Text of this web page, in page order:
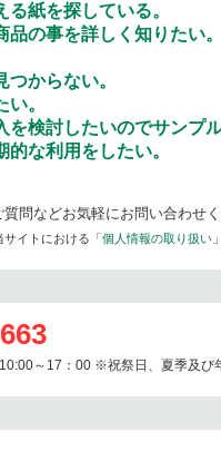
る紙を探している。
品の事を詳しく知りたい。
からない。
。
を検討したいのでサンプル
な利用をしたい。
問などお気軽にお問い合わせく
イトにおける「個人情報の取り扱い
～17：00 ※祝祭日、夏季及び